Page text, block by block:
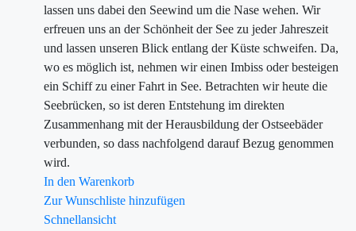
lassen uns dabei den Seewind um die Nase wehen. Wir
erfreuen uns an der Schönheit der See zu jeder Jahreszeit
und lassen unseren Blick entlang der Küste schweifen. Da,
wo es möglich ist, nehmen wir einen Imbiss oder besteigen
ein Schiff zu einer Fahrt in See. Betrachten wir heute die
Seebrücken, so ist deren Entstehung im direkten
Zusammenhang mit der Herausbildung der Ostseebäder
verbunden, so dass nachfolgend darauf Bezug genommen
wird.
In den Warenkorb
Zur Wunschliste hinzufügen
Schnellansicht